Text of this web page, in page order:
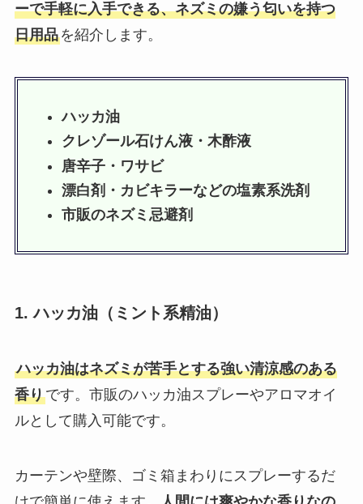
ーで手軽に入手できる、ネズミの嫌う匂いを持つ
日用品を紹介します。
ハッカ油
クレゾール石けん液・木酢液
唐辛子・ワサビ
漂白剤・カビキラーなどの塩素系洗剤
市販のネズミ忌避剤
1. ハッカ油（ミント系精油）
ハッカ油はネズミが苦手とする強い清涼感のある
香りです。市販のハッカ油スプレーやアロマオイ
ルとして購入可能です。
カーテンや壁際、ゴミ箱まわりにスプレーするだ